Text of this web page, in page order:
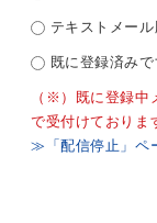
テキストメー
既に登録済み
（※）既に登録中
で受付けておりま
≫「配信停止」ペ